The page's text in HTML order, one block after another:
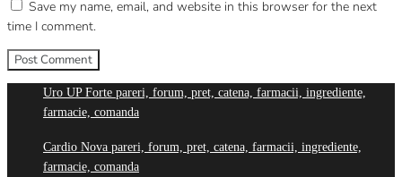
Save my name, email, and website in this browser for the next
time I comment.
Uro UP Forte pareri, forum, pret, catena, farmacii, ingrediente,
farmacie, comanda
Cardio Nova pareri, forum, pret, catena, farmacii, ingrediente,
farmacie, comanda